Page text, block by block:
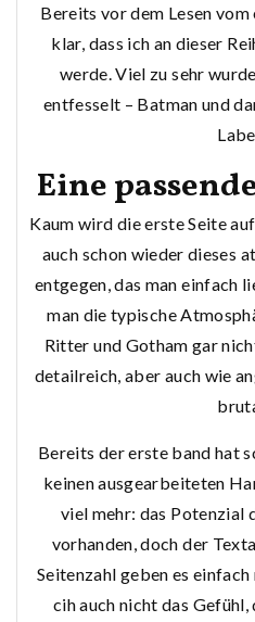
Bereits vor dem Lesen
klar, dass ich an dieser
werde. Viel zu sehr
entfesselt – Batman und
Eine
Kaum wird die erste Seite
auch schon wieder dieses
entgegen, das man einfach
man die typische
Ritter und Gotham gar
detailreich, aber auch wie
Bereits der erste band hat
keinen ausgearbeiteten
viel mehr: das Potenzial
vorhanden, doch der
Seitenzahl geben es
cih auch nicht das Gefühl,